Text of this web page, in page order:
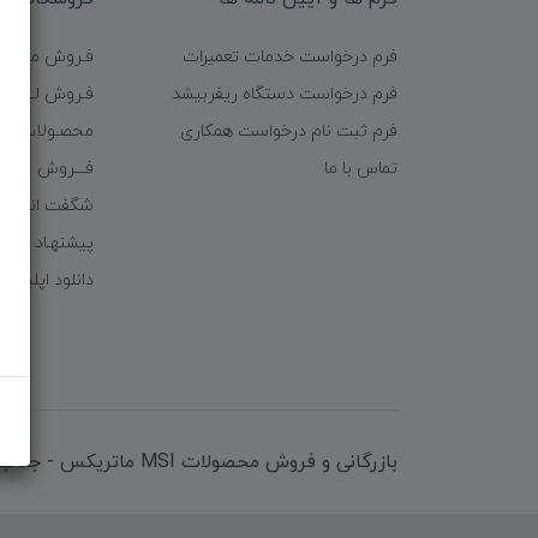
فرم درخواست خدمات تعمیرات
فرم درخواست دستگاه ریفربیشد
فرم ثبت نام درخواست همکاری
تماس با ما
فـروش
فـروش
محصـولات
فـــروش عُمـده
شگفت
پیشنهـاد
دانلود
بازرگانی و فروش محصولات MSI ماتریکس - جناب آقای مهندس باقری